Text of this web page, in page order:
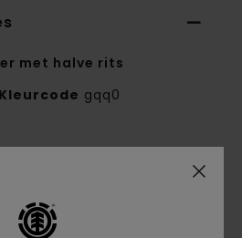
met halve rits
Kleurcode gqq0
Geborstelde